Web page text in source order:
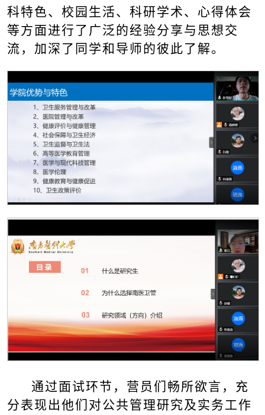
科特色、校园生活、科研学术、心得体会
等方面进行了广泛的经验分享与思想交
流，加深了同学和导师的彼此了解。
通过面试环节，营员们畅所欲言，充
分表现出他们对公共管理研究及实务工作